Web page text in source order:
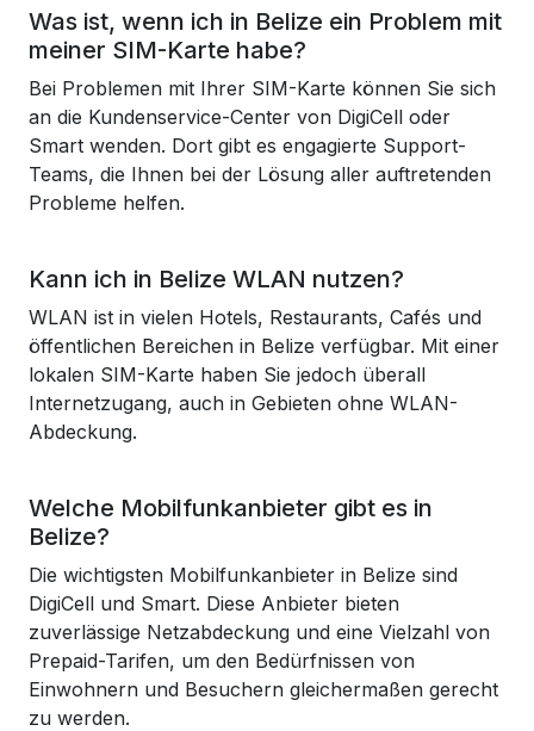
Was ist, wenn ich in Belize ein Problem mit
meiner SIM-Karte habe?
Bei Problemen mit Ihrer SIM-Karte können Sie sich
an die Kundenservice-Center von DigiCell oder
Smart wenden. Dort gibt es engagierte Support-
Teams, die Ihnen bei der Lösung aller auftretenden
Probleme helfen.
Kann ich in Belize WLAN nutzen?
WLAN ist in vielen Hotels, Restaurants, Cafés und
öffentlichen Bereichen in Belize verfügbar. Mit einer
lokalen SIM-Karte haben Sie jedoch überall
Internetzugang, auch in Gebieten ohne WLAN-
Abdeckung.
Welche Mobilfunkanbieter gibt es in
Belize?
Die wichtigsten Mobilfunkanbieter in Belize sind
DigiCell und Smart. Diese Anbieter bieten
zuverlässige Netzabdeckung und eine Vielzahl von
Prepaid-Tarifen, um den Bedürfnissen von
Einwohnern und Besuchern gleichermaßen gerecht
zu werden.